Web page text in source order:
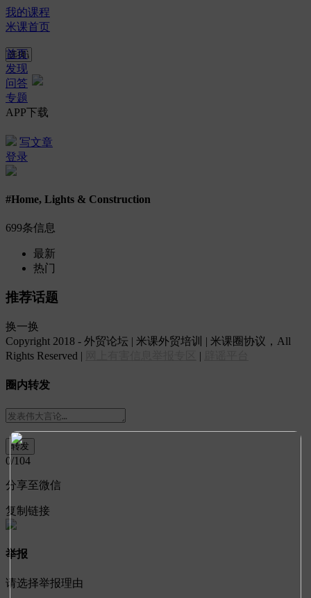
我的课程
米课首页
首页
发现
问答
专题
APP下载
写文章
登录
#Home, Lights & Construction
699条信息
最新
热门
推荐话题
换一换
Copyright 2018 - 外贸论坛 | 米课外贸培训 | 米课圈协议，All
Rights Reserved |
|
圈内转发
0/104
分享至微信
复制链接
举报
请选择举报理由